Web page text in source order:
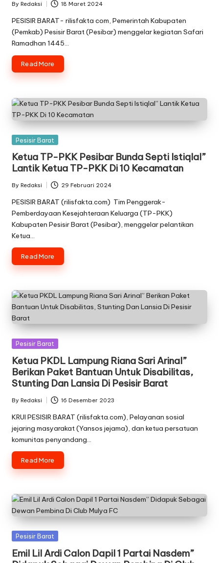
Posted
by
By Redaksi 18 Maret 2024
PESISIR BARAT- rilisfakta com, Pemerintah Kabupaten
(Pemkab) Pesisir Barat (Pesibar) menggelar kegiatan Safari
Ramadhan 1445…
Read More
Posted
Pesisir Barat
Ketua TP-PKK Pesibar Bunda Septi Istiqlal”
Lantik Ketua TP-PKK Di 10 Kecamatan
Posted
by
By Redaksi 29 Februari 2024
PESISIR BARAT (rilisfakta.com) Tim Penggerak-
Pemberdayaan Kesejahteraan Keluarga (TP-PKK)
Kabupaten Pesisir Barat (Pesibar), menggelar pelantikan
Ketua…
Read More
Posted
Pesisir Barat
Ketua PKDL Lampung Riana Sari Arinal”
Berikan Paket Bantuan Untuk Disabilitas,
Stunting Dan Lansia Di Pesisir Barat
Posted
by
By Redaksi 16 Desember 2023
KRUI PESISIR BARAT (rilisfakta.com), Pelayanan sosial
jejaring masyarakat (Yansos jejama), dan ketua persatuan
komunitas penyandang…
Read More
Posted
Pesisir Barat
Emil Lil Ardi Calon Dapil 1 Partai Nasdem”